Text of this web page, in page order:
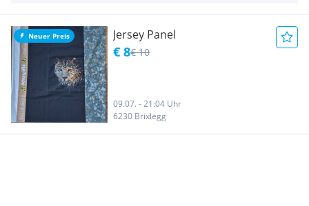
Neuer Preis Jersey Panel
€ 8€ 10
09.07. - 21:04 Uhr
6230 Brixlegg